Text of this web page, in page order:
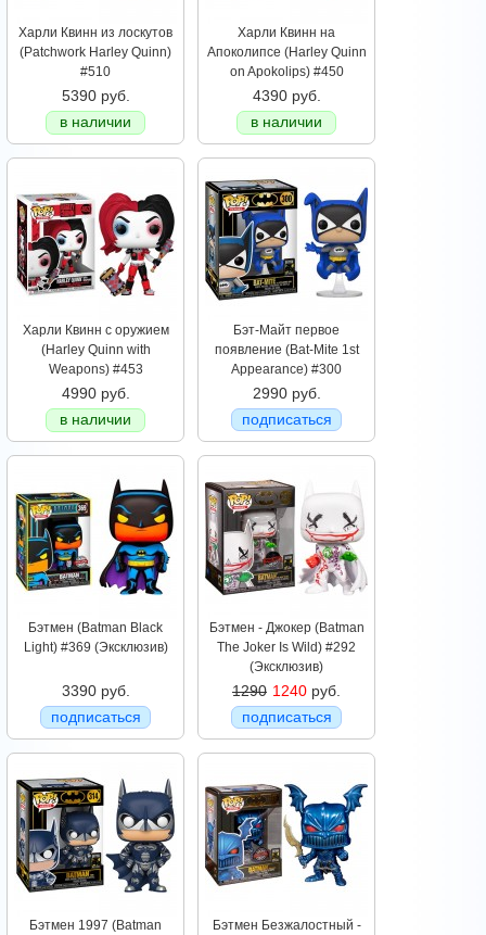
Харли Квинн из лоскутов
(Patchwork Harley Quinn)
#510
5390 руб.
в наличии
Харли Квинн на
Апоколипсе (Harley Quinn
on Apokolips) #450
4390 руб.
в наличии
Харли Квинн с оружием
(Harley Quinn with
Weapons) #453
4990 руб.
в наличии
Бэт-Майт первое
появление (Bat-Mite 1st
Appearance) #300
2990 руб.
подписаться
Бэтмен (Batman Black
Light) #369 (Эксклюзив)
3390 руб.
подписаться
Бэтмен - Джокер (Batman
The Joker Is Wild) #292
(Эксклюзив)
1290 1240 руб.
подписаться
Бэтмен 1997 (Batman
Бэтмен Безжалостный -